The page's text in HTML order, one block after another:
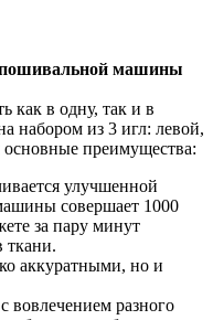
машины
как в одну, так и в
набором из 3 игл: левой,
преимущества:
улучшенной
совершает 1000
за пару минут
ткани.
аккуратными, но и
вовлечением разного